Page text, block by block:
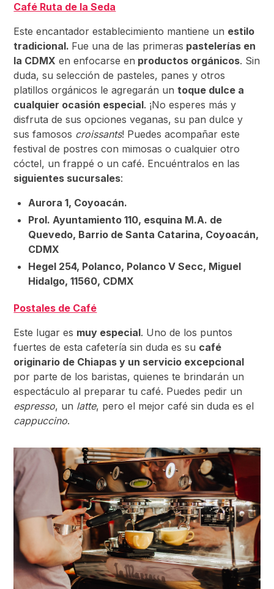
Café Ruta de la Seda
Este encantador establecimiento mantiene un estilo
tradicional. Fue una de las primeras pastelerías en
la CDMX en enfocarse en productos orgánicos. Sin
duda, su selección de pasteles, panes y otros
platillos orgánicos le agregarán untoque dulce a
cualquier ocasión especial. ¡No esperes más y
disfruta de sus opciones veganas, su pan dulce y
sus famosos croissants! Puedes acompañar este
festival de postres con mimosas o cualquier otro
cóctel, un frappé o un café. Encuéntralos en las
siguientes sucursales:
Aurora 1, Coyoacán.
Prol. Ayuntamiento 110, esquina M.A. de
Quevedo, Barrio de Santa Catarina, Coyoacán,
CDMX
Hegel 254, Polanco, Polanco V Secc, Miguel
Hidalgo, 11560, CDMX
Postales de Café
Este lugar es muy especial. Uno de los puntos
fuertes de esta cafetería sin duda es su café
originario de Chiapas y un servicio excepcional
por parte de los baristas, quienes te brindarán un
espectáculo al preparar tu café. Puedes pedir un
espresso, un latte, pero el mejor café sin duda es el
cappuccino.